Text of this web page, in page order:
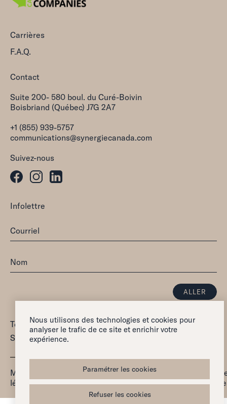
Nous utilisons des technologies et cookies pour
analyser le trafic de ce site et enrichir votre
expérience.
Paramétrer les cookies
Refuser les cookies
Carrières
F.A.Q.
Contact
Suite 200- 580 boul. du Curé-Boivin
Boisbriand (Québec) J7G 2A7
+1 (855) 939-5757
communications@synergiecanada.com
Suivez-nous
Infolettre
Tous droits réservés — 2026
Synergie Canada Inc
Mentions
légales
Politique de
confidentialité
Réclamation
les